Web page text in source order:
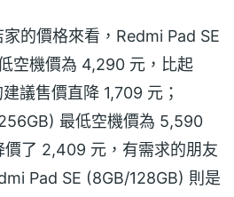
的價格來看，Redmi Pad SE
空機價為 4,290 元，比起
議售價直降 1,709 元；
最低空機價為 5,590
價了 2,409 元，有需求的朋友
Pad SE (8GB/128GB) 則是